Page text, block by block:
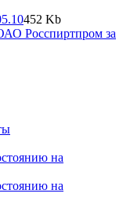
452 Kb
Росспиртпром за
на
на